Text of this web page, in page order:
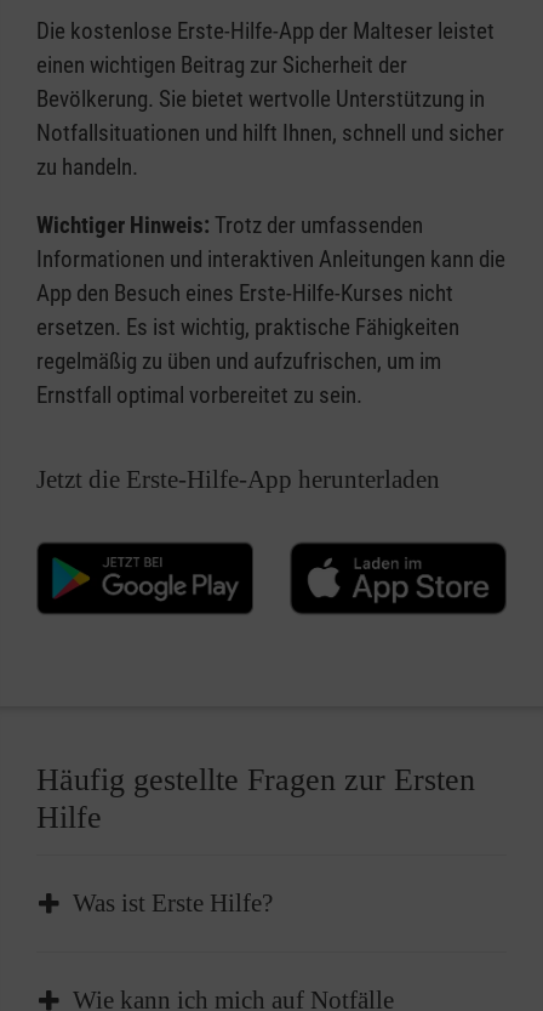
Die kostenlose Erste-Hilfe-App der Malteser leistet
einen wichtigen Beitrag zur Sicherheit der
Bevölkerung. Sie bietet wertvolle Unterstützung in
Notfallsituationen und hilft Ihnen, schnell und sicher
zu handeln.
Wichtiger Hinweis: Trotz der umfassenden
Informationen und interaktiven Anleitungen kann die
App den Besuch eines Erste-Hilfe-Kurses nicht
ersetzen. Es ist wichtig, praktische Fähigkeiten
regelmäßig zu üben und aufzufrischen, um im
Ernstfall optimal vorbereitet zu sein.
Jetzt die Erste-Hilfe-App herunterladen
Häufig gestellte Fragen zur Ersten
Hilfe
Was ist Erste Hilfe?
Erste Hilfe ist die sofortige und
Wie kann ich mich auf Notfälle